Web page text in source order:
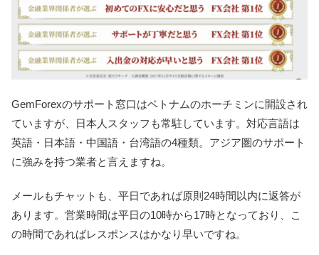
GemForexのサポート窓口はベトナムのホーチミンに開設され
ていますが、日本人スタッフも常駐しています。対応言語は
英語・日本語・中国語・台湾語の4種類。アジア圏のサポート
に強みを持つ業者と言えますね。
メールもチャットも、平日であれば原則24時間以内に返答が
あります。営業時間は平日の10時から17時となっており、こ
の時間であればレスポンスはかなり早いですね。